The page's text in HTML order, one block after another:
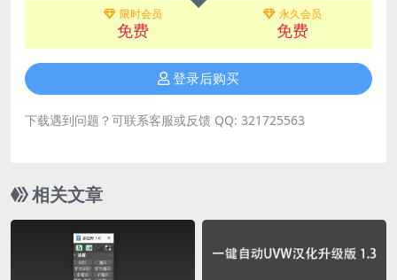
限时会员
免费
永久会员
免费
登录后购买
下载遇到问题？可联系客服或反馈 QQ: 321725563
相关文章